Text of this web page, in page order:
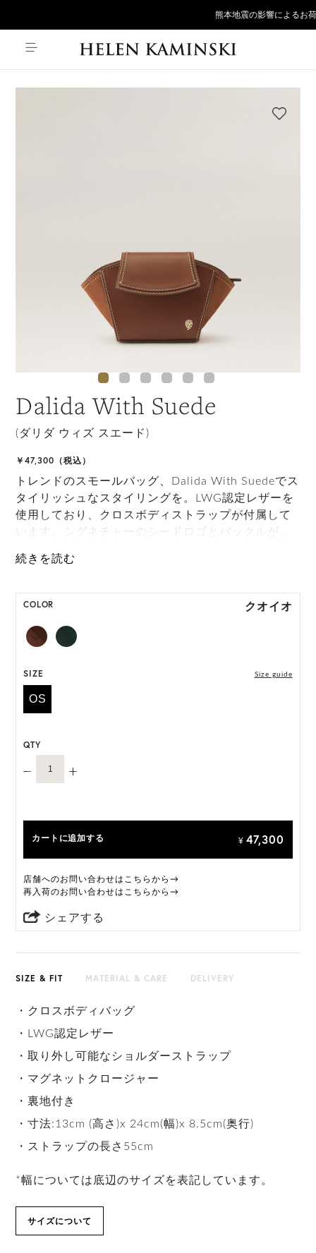
熊本地震の影響によるお荷
Dalida With Suede
(ダリダ ウィズ スエード)
￥47,300（税込）
トレンドのスモールバッグ、Dalida With Suedeでス
タイリッシュなスタイリングを。LWG認定レザーを
使用しており、クロスボディストラップが付属して
います。シグネチャーのシードロゴとバックルが、
す。
HAT BOX に収納できない商品です。
COLOR クオイオ
SIZE Size guide
OS
QTY
カートに追加する ¥ 47,300
店舗へのお問い合わせはこちらから→
再入荷のお問い合わせはこちらから→
シェアする
SIZE & FIT MATERIAL & CARE DELIVERY
・クロスボディバッグ
・LWG認定レザー
・取り外し可能なショルダーストラップ
・マグネットクロージャー
・裏地付き
・寸法:13cm (高さ)x 24cm(幅)x 8.5cm(奥行)
・ストラップの長さ55cm
*幅については底辺のサイズを表記しています。
サイズについて